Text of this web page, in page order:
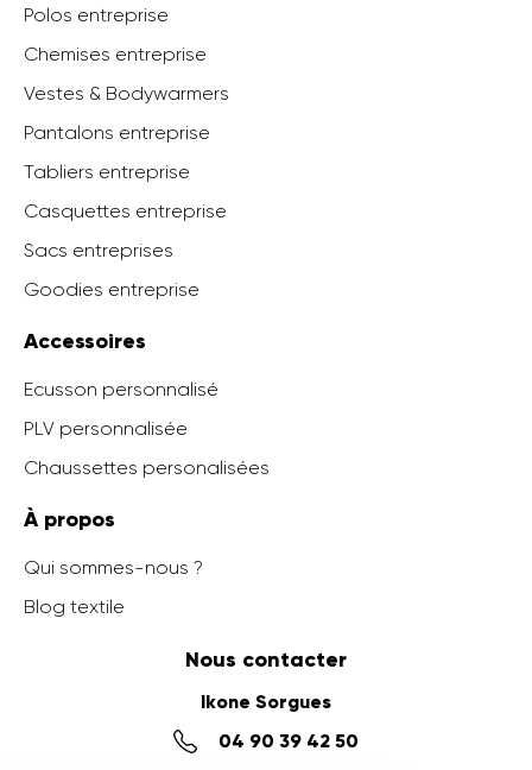
Polos entreprise
Chemises entreprise
Vestes & Bodywarmers
Pantalons entreprise
Tabliers entreprise
Casquettes entreprise
Sacs entreprises
Goodies entreprise
Accessoires
Ecusson personnalisé
PLV personnalisée
Chaussettes personalisées
À propos
Qui sommes-nous ?
Blog textile
Nous contacter
Ikone Sorgues
04 90 39 42 50